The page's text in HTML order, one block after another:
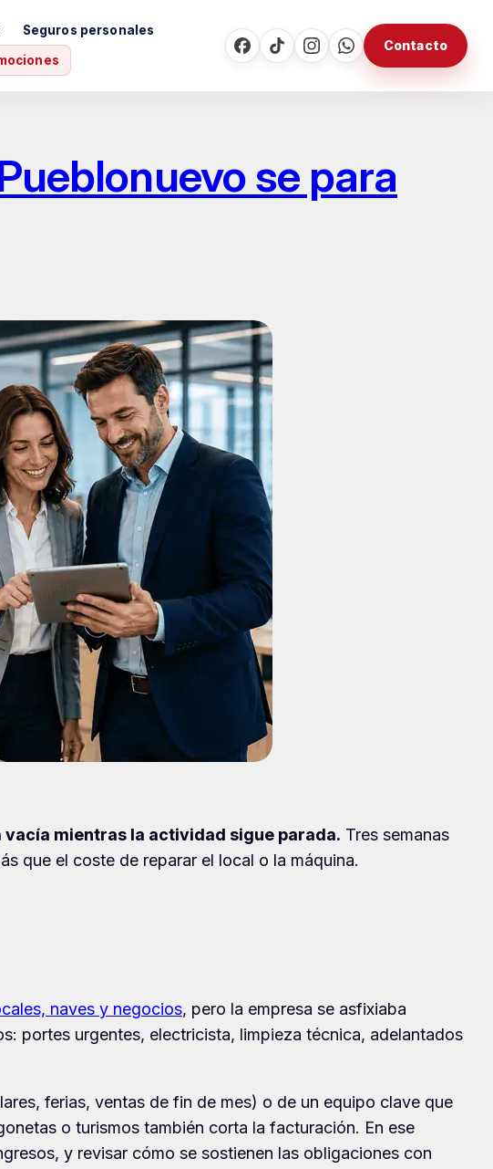
Seguros personales
Contacto
se para
vacía mientras la actividad sigue parada. Tres semanas
que el coste de reparar el local o la máquina.
naves y negocios, pero la empresa se asfixiaba
portes urgentes, electricista, limpieza técnica, adelantados
ferias, ventas de fin de mes) o de un equipo clave que
o turismos también corta la facturación. En ese
y revisar cómo se sostienen las obligaciones con